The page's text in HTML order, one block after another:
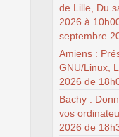
de Lille, Du
2026 à
septembre
Amiens :
GNU/Linux,
2026 de
Bachy :
vos
2026 de